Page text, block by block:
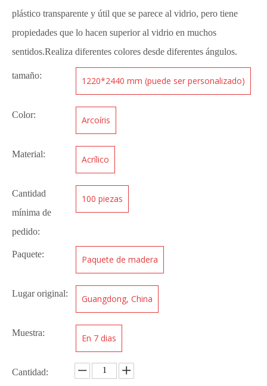
plástico transparente y útil que se parece al vidrio, pero tiene
propiedades que lo hacen superior al vidrio en muchos
sentidos.Realiza diferentes colores desde diferentes ángulos.
tamaño: 1220*2440 mm (puede ser personalizado)
Color: Arcoíris
Material: Acrílico
Cantidad
mínima de
pedido:
100 piezas
Paquete: Paquete de madera
Lugar original: Guangdong, China
Muestra: En 7 dias
Cantidad: